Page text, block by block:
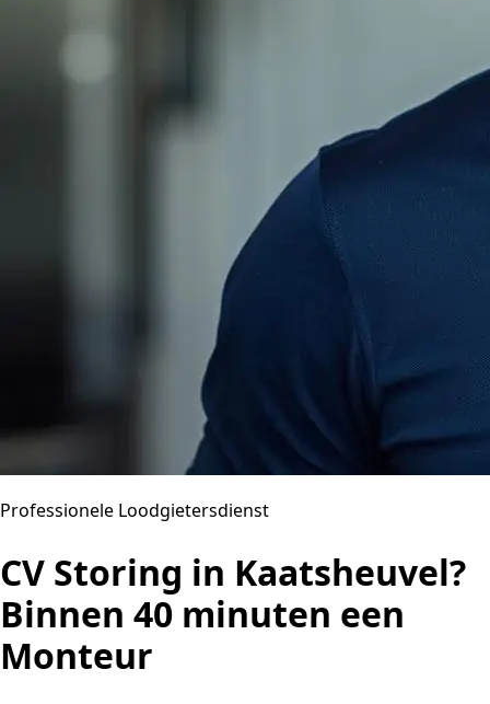
Professionele Loodgietersdienst
CV Storing in Kaatsheuvel?
Binnen 40 minuten een
Monteur